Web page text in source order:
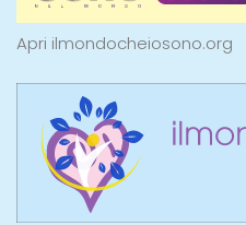
Apri ilmondocheiosono.org